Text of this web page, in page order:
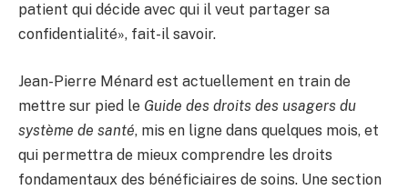
patient qui décide avec qui il veut partager sa
confidentialité», fait-il savoir.
Jean-Pierre Ménard est actuellement en train de
mettre sur pied le Guide des droits des usagers du
système de santé, mis en ligne dans quelques mois, et
qui permettra de mieux comprendre les droits
fondamentaux des bénéficiaires de soins. Une section